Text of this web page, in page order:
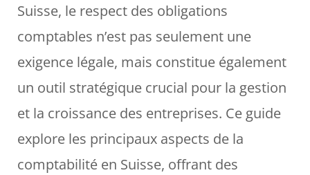
Suisse, le respect des obligations
comptables n’est pas seulement une
exigence légale, mais constitue également
un outil stratégique crucial pour la gestion
et la croissance des entreprises. Ce guide
explore les principaux aspects de la
comptabilité en Suisse, offrant des